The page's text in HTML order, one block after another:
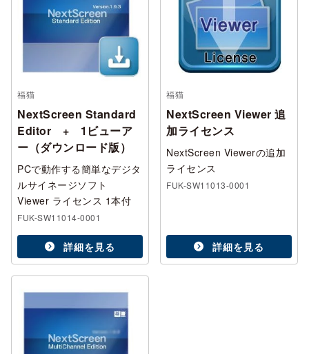
福猫
NextScreen Standard
Editor + 1ビューア
ー（ダウンロード版）
PCで動作する簡単なデジタ
ルサイネージソフト
Viewer ライセンス 1本付
FUK-SW11014-0001
詳細を見る
福猫
NextScreen Viewer 追
加ライセンス
NextScreen Viewerの追加
ライセンス
FUK-SW11013-0001
詳細を見る